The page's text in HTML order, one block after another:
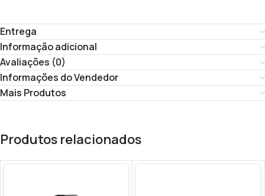
Entrega
Informação adicional
Avaliações (0)
Informações do Vendedor
Mais Produtos
Produtos relacionados